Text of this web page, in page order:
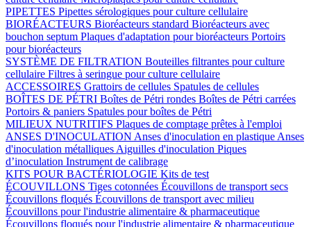
PIPETTES Pipettes sérologiques pour culture cellulaire
BIORÉACTEURS Bioréacteurs standard Bioréacteurs avec
bouchon septum Plaques d'adaptation pour bioréacteurs Portoirs
pour bioréacteurs
SYSTÈME DE FILTRATION Bouteilles filtrantes pour culture
cellulaire Filtres à seringue pour culture cellulaire
ACCESSOIRES Grattoirs de cellules Spatules de cellules
BOÎTES DE PÉTRI Boîtes de Pétri rondes Boîtes de Pétri carrées
Portoirs & paniers Spatules pour boîtes de Pétri
MILIEUX NUTRITIFS Plaques de comptage prêtes à l'emploi
ANSES D'INOCULATION Anses d'inoculation en plastique Anses
d'inoculation métalliques Aiguilles d'inoculation Piques
d’inoculation Instrument de calibrage
KITS POUR BACTÉRIOLOGIE Kits de test
ÉCOUVILLONS Tiges cotonnées Écouvillons de transport secs
Écouvillons floqués Écouvillons de transport avec milieu
Écouvillons pour l'industrie alimentaire & pharmaceutique
Écouvillons floqués pour l'industrie alimentaire & pharmaceutique